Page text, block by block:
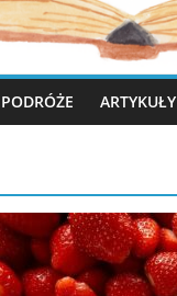
PODRÓŻE ARTYKUŁY